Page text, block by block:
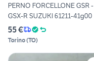
PERNO FORCELLONE GSR -
GSX-R SUZUKI 61211-41g00
55 €
Torino(TO)